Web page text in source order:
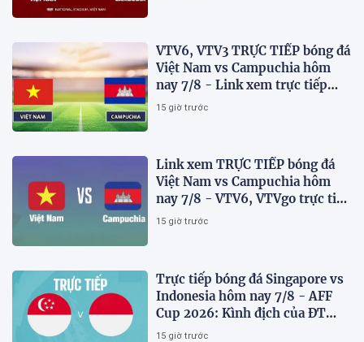
VTV6, VTV3 TRỰC TIẾP bóng đá
Việt Nam vs Campuchia hôm
nay 7/8 - Link xem trực tiếp
AFF Cup 2026 mới nhất
15 giờ trước
Link xem TRỰC TIẾP bóng đá
Việt Nam vs Campuchia hôm
nay 7/8 - VTV6, VTVgo trực tiếp
AFF Cup 2026
15 giờ trước
Trực tiếp bóng đá Singapore vs
Indonesia hôm nay 7/8 - AFF
Cup 2026: Kình địch của ĐT
Việt Nam thua đau?
15 giờ trước